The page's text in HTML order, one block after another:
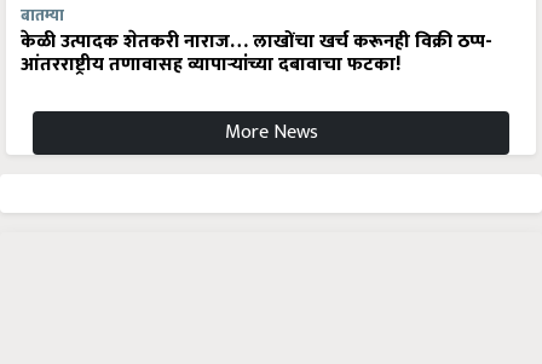
बातम्या
केळी उत्पादक शेतकरी नाराज… लाखोंचा खर्च करूनही विक्री ठप्प-
आंतरराष्ट्रीय तणावासह व्यापाऱ्यांच्या दबावाचा फटका!
More News